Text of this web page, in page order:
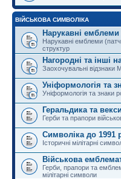
ВІЙСЬКОВА СИМВОЛІКА
Нарукавні емблеми
Нарукавні емблеми
структур
Нагородні та інші
Заохочувальні відзнаки
Уніформологія та
Уніформологія та знаки
Геральдика та
Герби та прапори
Символіка до 1991
Історичні мілітарні
Військова
Герби, прапори та
мілітарні символи